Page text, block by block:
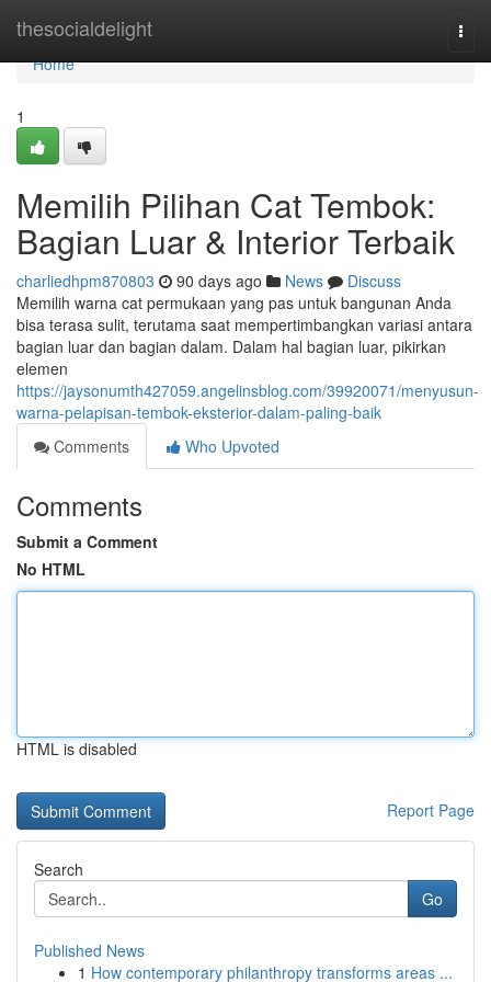
thesocialdelight
Home
Home
1
Memilih Pilihan Cat Tembok:
Bagian Luar & Interior Terbaik
charliedhpm870803 90 days ago News
Discuss
Memilih warna cat permukaan yang pas untuk bangunan Anda
bisa terasa sulit, terutama saat mempertimbangkan variasi antara
bagian luar dan bagian dalam. Dalam hal bagian luar, pikirkan
elemen
https://jaysonumth427059.angelinsblog.com/39920071/menyusun-
warna-pelapisan-tembok-eksterior-dalam-paling-baik
Comments
Who Upvoted
Comments
Submit a Comment
No HTML
HTML is disabled
Report Page
Search
Go
Published News
1 How contemporary philanthropy transforms areas ...